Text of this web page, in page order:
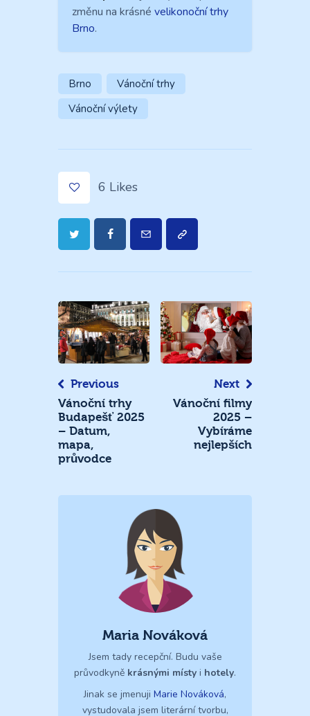
změnu na krásné velikonoční trhy
Brno.
Brno
Vánoční trhy
Vánoční výlety
6 Likes
Navigace
pro
příspěvek
Previous
Vánoční trhy
Budapešť 2025
– Datum,
mapa,
průvodce
Next
Vánoční filmy
2025 –
Vybíráme
nejlepších
Maria Nováková
Jsem tady recepční. Budu vaše
průvodkyně krásnými místy i hotely.
Jinak se jmenuji Marie Nováková,
vystudovala jsem literární tvorbu,